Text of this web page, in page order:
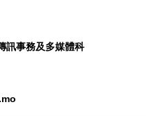
訊事務及多媒體科